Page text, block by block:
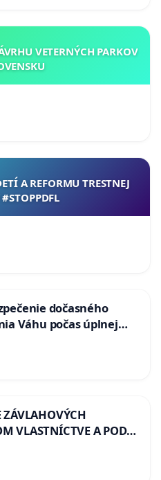
VETERNÝCH PARKOV
A REFORMU TRESTNEJ
dočasného
Váhu počas úplnej
v Komárne
VLASTNÍCTVE A POD
REPUBLIKY & žiadosť
stavu závlahových a